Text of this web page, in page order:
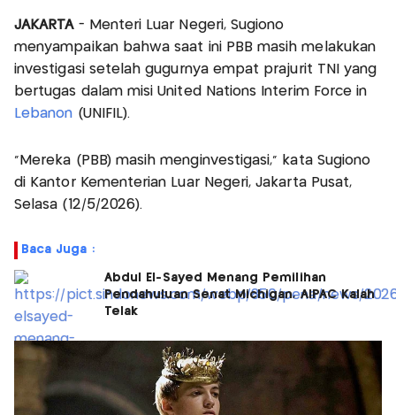
JAKARTA - Menteri Luar Negeri, Sugiono
menyampaikan bahwa saat ini PBB masih melakukan
investigasi setelah gugurnya empat prajurit TNI yang
bertugas dalam misi United Nations Interim Force in
Lebanon (UNIFIL).
“Mereka (PBB) masih menginvestigasi,” kata Sugiono
di Kantor Kementerian Luar Negeri, Jakarta Pusat,
Selasa (12/5/2026).
Baca Juga :
Abdul El-Sayed Menang Pemilihan
Pendahuluan Senat Michigan, AIPAC Kalah
Telak